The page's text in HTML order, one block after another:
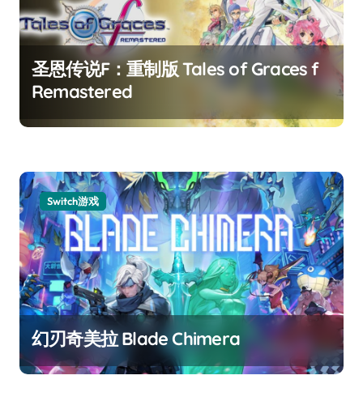
圣恩传说F：重制版 Tales of Graces f
Remastered
Switch游戏
幻刃奇美拉 Blade Chimera